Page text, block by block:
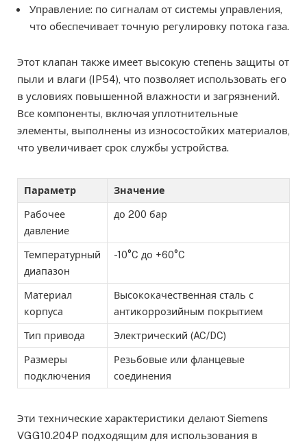
Управление: по сигналам от системы управления,
что обеспечивает точную регулировку потока газа.
Этот клапан также имеет высокую степень защиты от
пыли и влаги (IP54), что позволяет использовать его
в условиях повышенной влажности и загрязнений.
Все компоненты, включая уплотнительные
элементы, выполнены из износостойких материалов,
что увеличивает срок службы устройства.
Параметр Значение
Рабочее
давление
до 200 бар
Температурный
диапазон
-10°C до +60°C
Материал
корпуса
Высококачественная сталь с
антикоррозийным покрытием
Тип привода Электрический (AC/DC)
Размеры
подключения
Резьбовые или фланцевые
соединения
Эти технические характеристики делают Siemens
VGG10.204P подходящим для использования в